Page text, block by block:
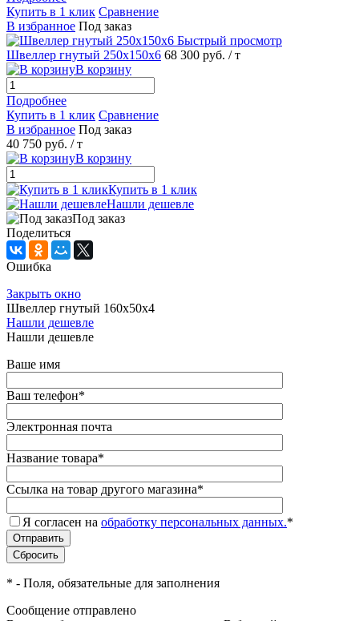
Купить в 1 клик Сравнение
В избранное Под заказ
Быстрый просмотр
Швеллер гнутый 250х150х6 68 300 руб. / т
В корзину
Подробнее
Купить в 1 клик Сравнение
В избранное Под заказ
40 750 руб. / т
В корзину
Купить в 1 клик
Нашли дешевле
Под заказ
Поделиться
Ошибка
Закрыть окно
Швеллер гнутый 160х50х4
Нашли дешевле
Нашли дешевле
Ваше имя
Ваш телефон*
Электронная почта
Название товара*
Ссылка на товар другого магазина*
Я согласен на обработку персональных данных.*
* - Поля, обязательные для заполнения
Сообщение отправлено